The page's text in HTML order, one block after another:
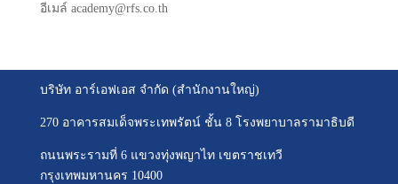
อีเมล์ academy@rfs.co.th
บริษัท อาร์เอฟเอส จำกัด (สำนักงานใหญ่)
270 อาคารสมเด็จพระเทพรัตน์ ชั้น 8 โรงพยาบาลรามาธิบดี
ถนนพระรามที่ 6 แขวงทุ่งพญาไท เขตราชเทวี
กรุงเทพมหานคร 10400